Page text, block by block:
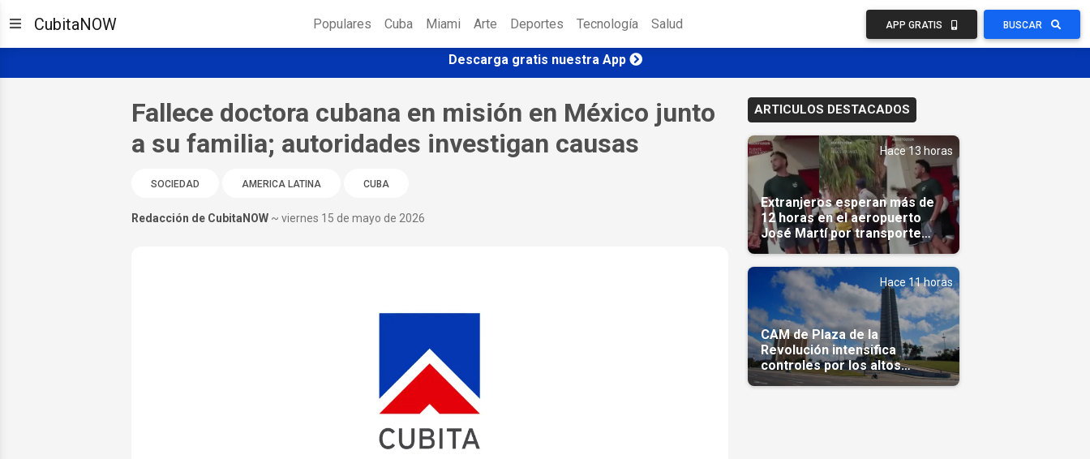
CubitaNOW Populares Cuba Miami Arte Deportes Tecnología Salud APP GRATIS BUSCAR
Descarga gratis nuestra App
Fallece doctora cubana en misión en México junto
a su familia; autoridades investigan causas
SOCIEDAD AMERICA LATINA CUBA
Redacción de CubitaNOW ~ viernes 15 de mayo de 2026
ARTICULOS DESTACADOS
Hace 13 horas
Extranjeros esperan más de
12 horas en el aeropuerto
José Martí por transporte
reservado semanas
antes(Video)
Hace 11 horas
CAM de Plaza de la
Revolución intensifica
controles por los altos
precios en las Mipymes